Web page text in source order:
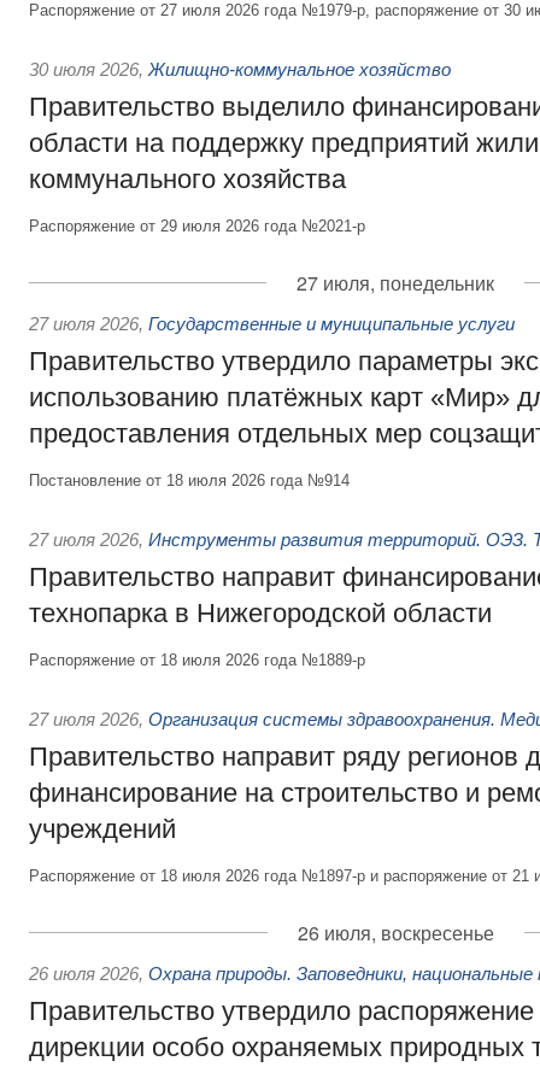
Распоряжение от 27 июля 2026 года №1979-р, распоряжение от 30
30 июля 2026, Жилищно-коммунальное хозяйство
Правительство выделило
области на поддержку предприятий
коммунального хозяйства
Распоряжение от 29 июля 2026 года №2021-р
27 июля, понедельник
27 июля 2026, Государственные и муниципальные услуги
Правительство утвердило параметры
использованию платёжных карт «Мир»
предоставления отдельных мер
Постановление от 18 июля 2026 года №914
27 июля 2026, Инструменты развития территорий. ОЭЗ.
Правительство направит
технопарка в Нижегородской области
Распоряжение от 18 июля 2026 года №1889-р
27 июля 2026, Организация системы здравоохранения.
Правительство направит ряду регионов
финансирование на строительство и
учреждений
Распоряжение от 18 июля 2026 года №1897-р и распоряжение от
26 июля, воскресенье
26 июля 2026, Охрана природы. Заповедники, национальные
Правительство утвердило
дирекции особо охраняемых природных